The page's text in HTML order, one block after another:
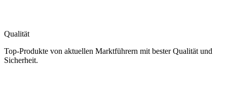
Qualität
Top-Produkte von aktuellen Marktführern mit bester Qualität und
Sicherheit.